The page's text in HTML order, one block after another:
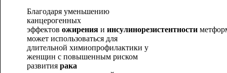
Благодаря уменьшению
канцерогенных
эффектов ожиренияи инсулинорезистентности
может использоваться для
длительной химиопрофилактики у
женщин с повышенным риском
развития рака